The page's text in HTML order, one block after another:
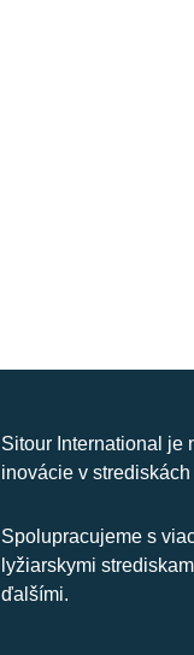
Sitour International je
inovácie v
Spolupracujeme s
lyžiarskymi
ďalšími.